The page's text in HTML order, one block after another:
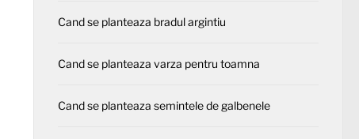
Cand se planteaza bradul argintiu
Cand se planteaza varza pentru toamna
Cand se planteaza semintele de galbenele